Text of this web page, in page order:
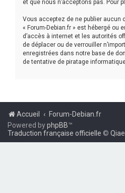
et que nous n’acceptons pas. Pour
Vous acceptez de ne publier aucun
« Forum-Debian.fr » est hébergé
d’accès à internet et les autorités
de déplacer ou de verrouiller
enregistrées dans notre base de
de tentative de piratage
Accueil Forum-Debian.fr
Powered byphpBB™
Traduction française officielle ©